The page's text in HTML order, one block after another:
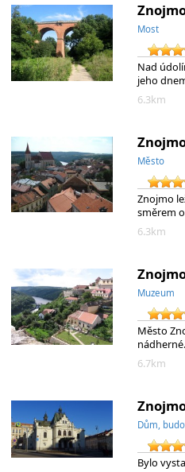
Most
Nad
jeho
6.3km
Město
Znojmo
směrem
6.3km
Muzeum
Město
6.7km
Dům,
Bylo